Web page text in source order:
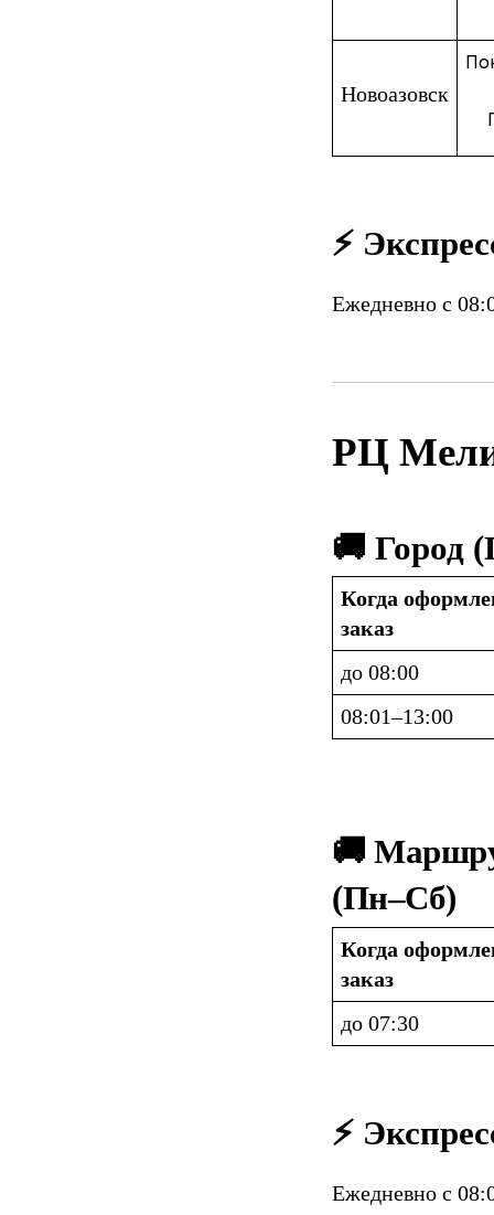
Новоазовск
⚡
Ежедневно с
РЦ
🚚 Город
Когда
заказ
до 08:00
08:01–13:00
🚚
(Пн–Сб)
Когда
заказ
до 07:30
⚡
Ежедневно с